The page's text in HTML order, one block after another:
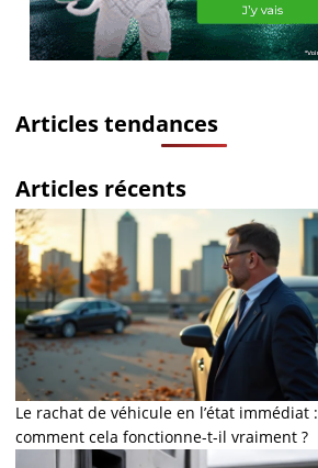
Articles tendances
Articles récents
Le rachat de véhicule en l’état immédiat :
comment cela fonctionne-t-il vraiment ?